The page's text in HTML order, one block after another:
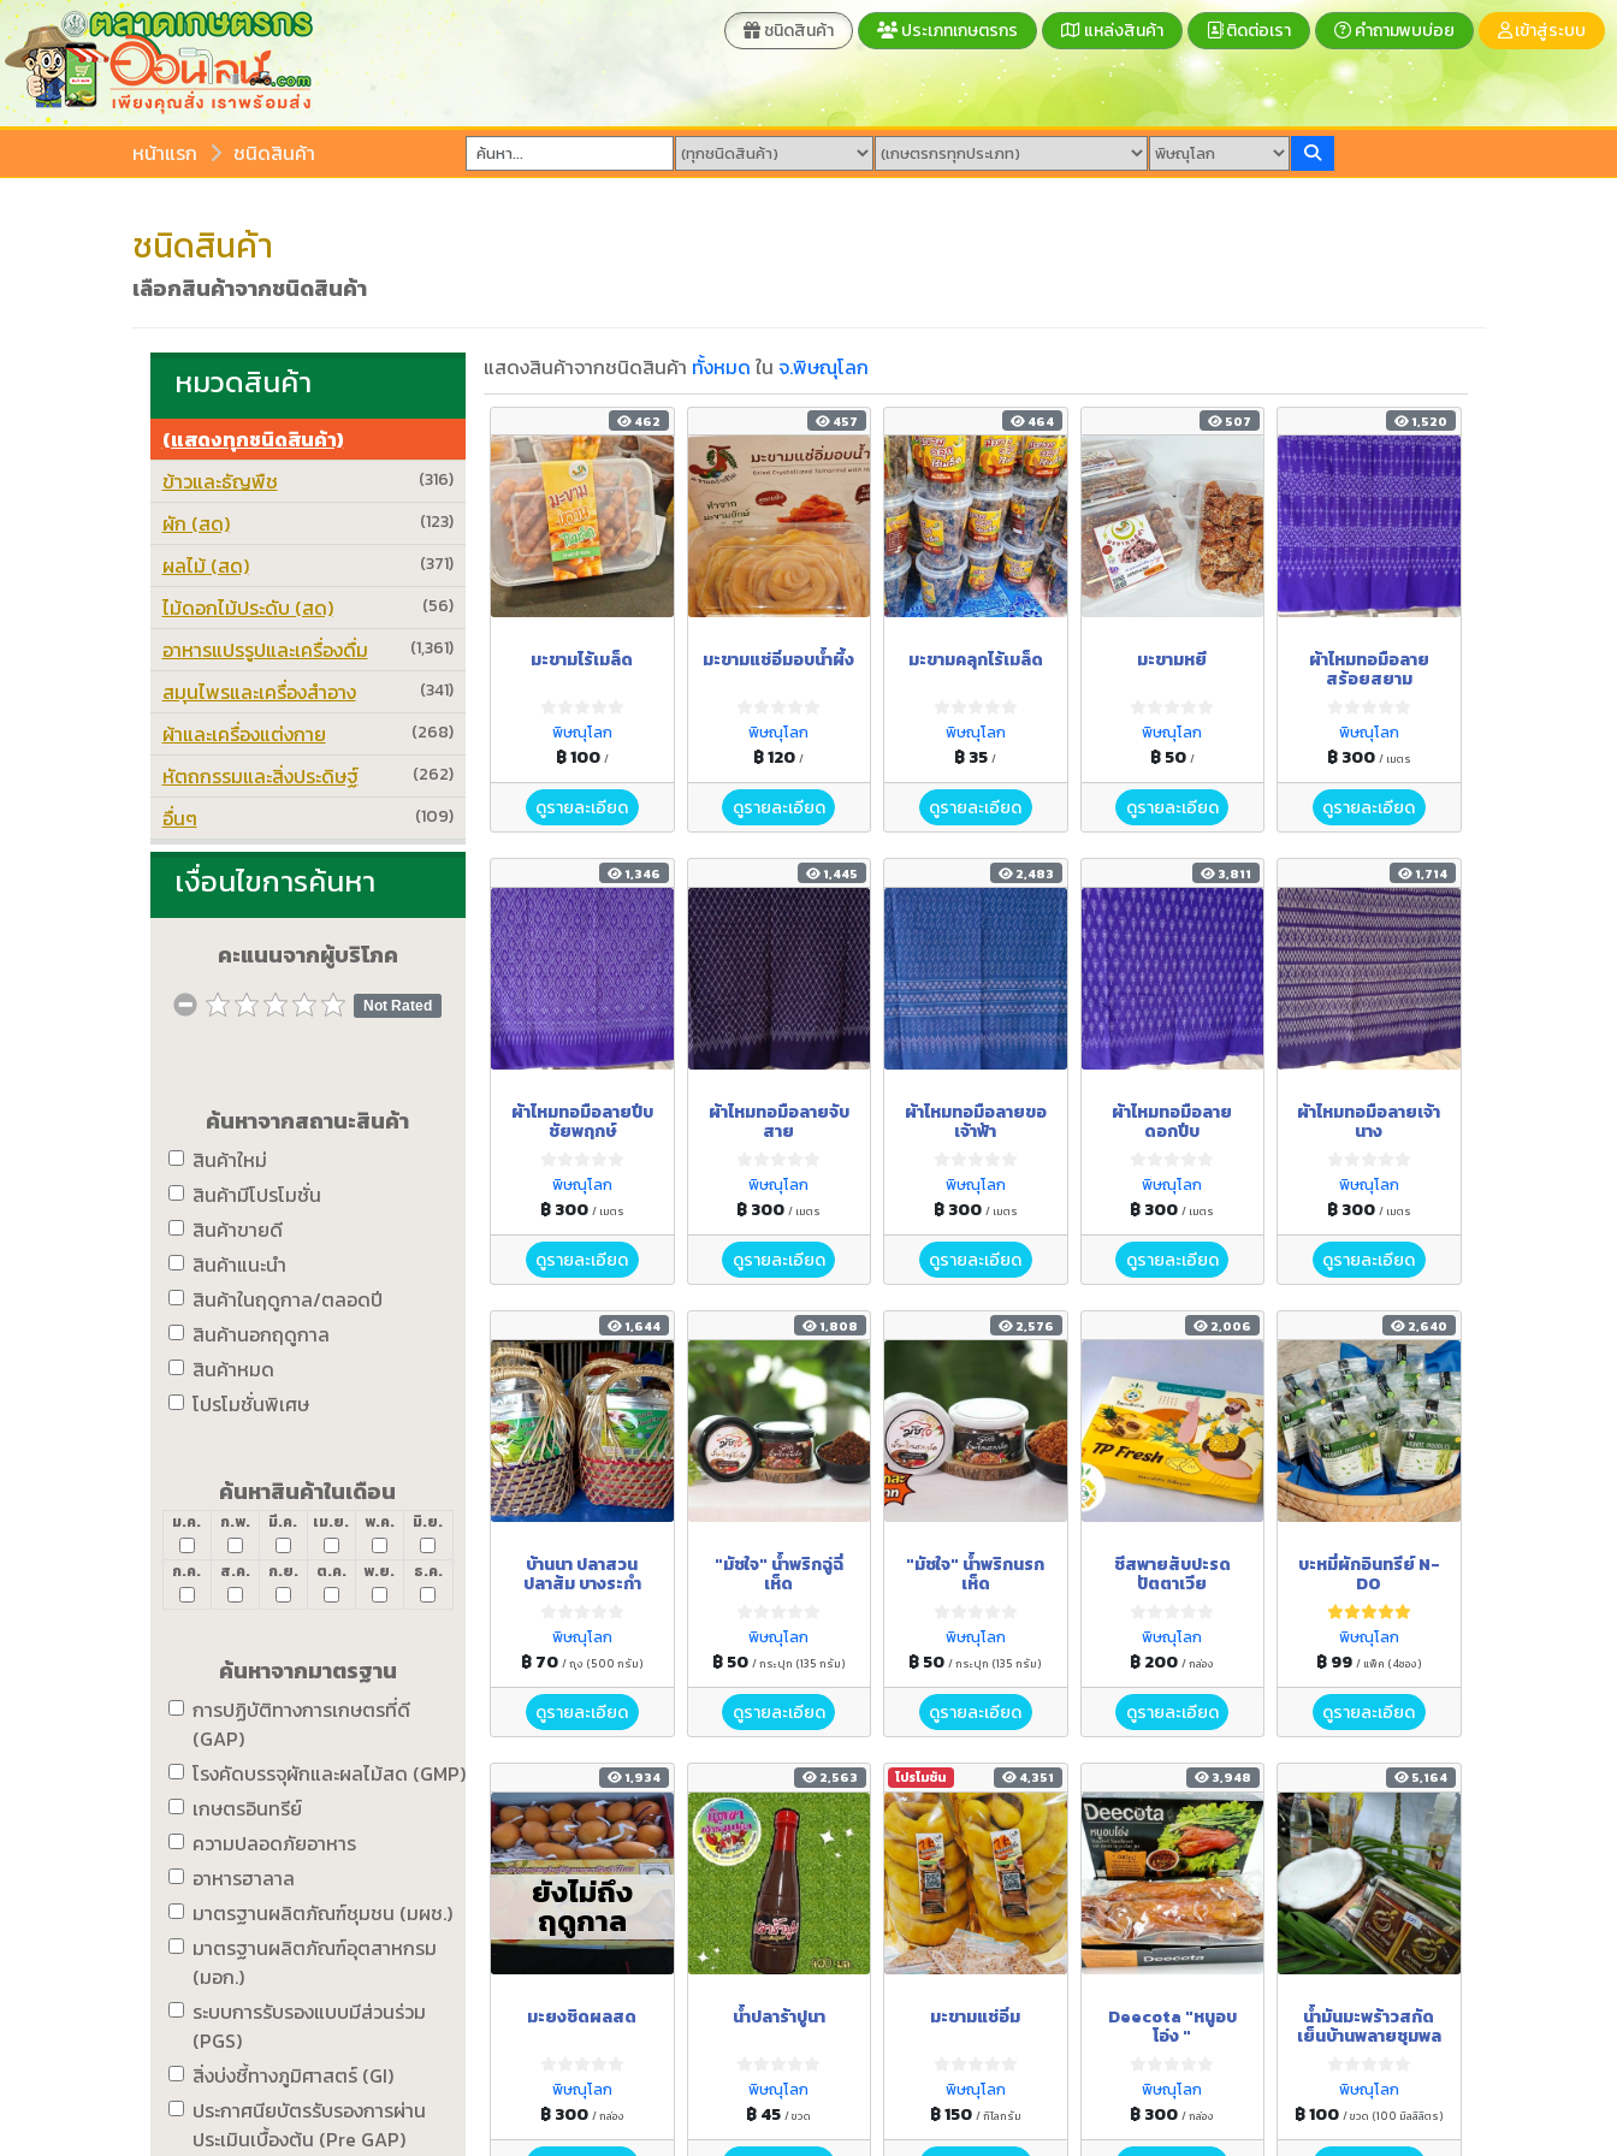
ชนิดสินค้า ประเภทเกษตรกร แหล่งสินค้า ติดต่อเรา คำถามพบบ่อย เข้าสู่ระบบ
หน้าแรก ชนิดสินค้า
ชนิดสินค้า
เลือกสินค้าจากชนิดสินค้า
แสดงสินค้าจากชนิดสินค้า ทั้งหมด ใน จ.พิษณุโลก
462
มะขามไร้เมล็ด
พิษณุโลก
฿ 100 /
ดูรายละเอียด
457
มะขามแช่อิ่มอบน้ำผึ้ง
พิษณุโลก
฿ 120/
ดูรายละเอียด
464
มะขามคลุกไร้เมล็ด
พิษณุโลก
฿ 35/
ดูรายละเอียด
507
มะขามหยี
พิษณุโลก
฿ 50 /
ดูรายละเอียด
1,520
ผ้าไหมทอมือลาย
สร้อยสยาม
พิษณุโลก
฿ 300 / เมตร
ดูรายละเอียด
1,346
ผ้าไหมทอมือลายปีบ
ชัยพฤกษ์
พิษณุโลก
฿ 300 / เมตร
ดูรายละเอียด
1,445
ผ้าไหมทอมือลายจับ
สาย
พิษณุโลก
฿ 300/ เมตร
ดูรายละเอียด
2,483
ผ้าไหมทอมือลายขอ
เจ้าฟ้า
พิษณุโลก
฿ 300 / เมตร
ดูรายละเอียด
3,811
ผ้าไหมทอมือลาย
ดอกปีบ
พิษณุโลก
฿ 300/ เมตร
ดูรายละเอียด
1,714
ผ้าไหมทอมือลายเจ้า
นาง
พิษณุโลก
฿ 300 / เมตร
ดูรายละเอียด
1,644
บ้านนา ปลาสวน
ปลาส้ม บางระกำ
พิษณุโลก
฿ 70 / ถุง (500 กรัม)
ดูรายละเอียด
1,808
"มัชใจ" น้ำพริกฉู่ฉี่
เห็ด
พิษณุโลก
฿ 50 / กระปุก (135 กรัม)
ดูรายละเอียด
2,576
"มัชใจ" น้ำพริกนรก
เห็ด
พิษณุโลก
฿ 50/ กระปุก (135 กรัม)
ดูรายละเอียด
2,006
ชีสพายสับปะรด
ปัตตาเวีย
พิษณุโลก
฿ 200/ กล่อง
ดูรายละเอียด
2,640
บะหมี่ผักอินทรีย์ N-
DO
พิษณุโลก
฿ 99 / แพ็ค (4ซอง)
ดูรายละเอียด
1,934
ยังไม่ถึง
ฤดูกาล
มะยงชิดผลสด
พิษณุโลก
฿ 300 / กล่อง
2,563
น้ำปลาร้าปูนา
พิษณุโลก
฿ 45/ ขวด
โปรโมชัน 4,351
มะขามแช่อิ่ม
พิษณุโลก
฿ 150 / กิโลกรัม
3,948
Deecota "หนูอบ
โอ่ง "
พิษณุโลก
฿ 300/ กล่อง
5,164
น้ำมันมะพร้าวสกัด
เย็นบ้านพลายชุมพล
พิษณุโลก
฿ 100 / ขวด (100 มิลลิลิตร)
หมวดสินค้า
(แสดงทุกชนิดสินค้า)
(316)
ข้าวและธัญพืช
(123)
ผัก (สด)
(371)
ผลไม้ (สด)
(56)
ไม้ดอกไม้ประดับ (สด)
(1,361)
อาหารแปรรูปและเครื่องดื่ม
(341)
สมุนไพรและเครื่องสำอาง
(268)
ผ้าและเครื่องแต่งกาย
(262)
หัตถกรรมและสิ่งประดิษฐ์
(109)
อื่นๆ
เงื่อนไขการค้นหา
คะแนนจากผู้บริโภค
Not Rated
ค้นหาจากสถานะสินค้า
สินค้าใหม่
สินค้ามีโปรโมชั่น
สินค้าขายดี
สินค้าแนะนำ
สินค้าในฤดูกาล/ตลอดปี
สินค้านอกฤดูกาล
สินค้าหมด
โปรโมชั่นพิเศษ
ค้นหาสินค้าในเดือน
ม.ค. ก.พ. มี.ค. เม.ย. พ.ค. มิ.ย.
ก.ค. ส.ค. ก.ย. ต.ค. พ.ย. ธ.ค.
ค้นหาจากมาตรฐาน
การปฏิบัติทางการเกษตรที่ดี
(GAP)
โรงคัดบรรจุผักและผลไม้สด (GMP)
เกษตรอินทรีย์
ความปลอดภัยอาหาร
อาหารฮาลาล
มาตรฐานผลิตภัณฑ์ชุมชน (มผช.)
มาตรฐานผลิตภัณฑ์อุตสาหกรม
(มอก.)
ระบบการรับรองแบบมีส่วนร่วม
(PGS)
สิ่งบ่งชี้ทางภูมิศาสตร์ (GI)
ประกาศนียบัตรรับรองการผ่าน
ประเมินเบื้องต้น (Pre GAP)